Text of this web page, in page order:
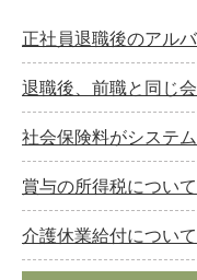
正社員退職後のアル
退職後、前職と同じ
社会保険料がシステ
賞与の所得税について
介護休業給付について